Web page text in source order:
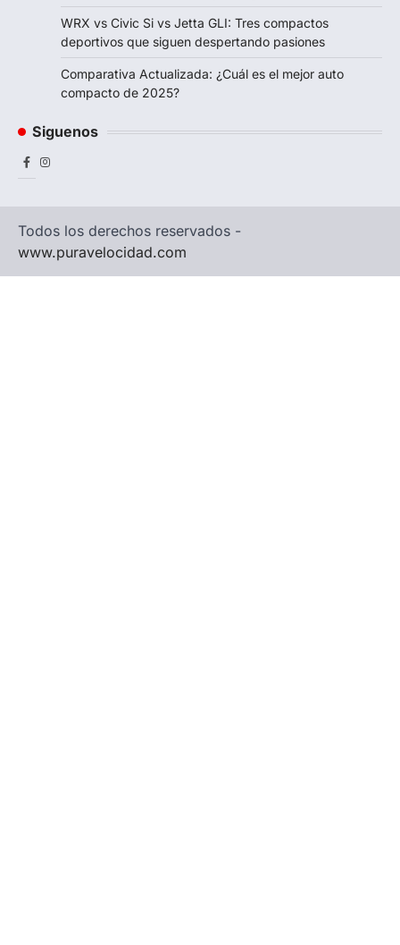
WRX vs Civic Si vs Jetta GLI: Tres compactos
deportivos que siguen despertando pasiones
Comparativa Actualizada: ¿Cuál es el mejor auto
compacto de 2025?
Siguenos
Facebook
Instagram
Todos los derechos reservados -
www.puravelocidad.com